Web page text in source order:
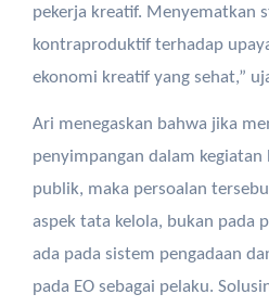
pekerja kreatif. Menyematkan
kontraproduktif terhadap
ekonomi kreatif yang sehat,”
Ari menegaskan bahwa jika
penyimpangan dalam kegiatan
publik, maka persoalan
aspek tata kelola, bukan pada
ada pada sistem pengadaan
pada EO sebagai pelaku.